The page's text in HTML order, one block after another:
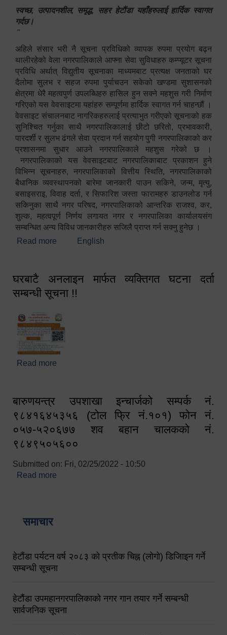
स्वच्छ, उत्पादनशील, समृद्ध, सहर हेटौंडा यहाँहरुलाई हार्दिक स्वागत
गर्दछ।
"
अहिले संसार भरी नै सूचना प्रविधिको व्यापक रुपमा प्रयोग बढ्न
थालीरहेको वेला नगरपालिकाले आफ्ना सेवा सुविधाहरु कम्प्यूटर सूचना
प्रविधि अर्थात् विद्युतीय सूचनाका माध्यमबाट प्रत्यक्ष जनताको घर
दैलोमा सुलभ र सहज रुपमा पुर्याचउन सकेको खण्डमा सुशासनको
क्षेत्रमा धेरै महत्वपुर्ण उपलब्धिहरु हासिल हुन सक्ने महशुस गरी निर्माण
गरिएको यस वेवसाइटमा यहांहरु सम्पूर्णमा हार्दिक स्वागत गर्न चाहन्छौं ।
वेवसाइट संचालनबाट नागरिकहरुलाई प्रत्याभुत गरीएको सूचनाको हक
सुनिश्चित गर्नुका साथै नगरपालिकालाई छीटो छरितो, प्रभावकारी,
पारदर्शी र सुलभ ढंगले सेवा प्रदान गर्न सहयोग पुगी नगरपालिकाको कर
प्रशासनमा सुधार आउने नगरपालिकाले महशुस गरेको छ ।
नगरपालिकाको यस वेवसाइटबाट नगरपालिकाबाट प्रकाशन हुने
विभिन्न सूचनाहरु, नगरपालिकाको वित्तीय स्थिति, नगरपालिकाको
बैधानिक व्यवस्थापनको बारेमा जानकारी पाउन सकिने, जन्म, मृत्यु,
बसाइसराइ, विवाह दर्ता, र सिफारिश जस्ता फारामहरु डाउनलोड गर्न
सकिनुका साथै नगर परिषद, नगरपालिकाको आन्तरिक राजश्व, कर,
शुल्क, महत्वपूर्ण निर्णय लगायत नगर र नगरपालिका कार्यालयसंग
सम्बन्धित अन्य विविध जानकारीहरु सजिलै प्राप्त गर्न सक्नु हुनेछ ।
Read more about स्वागतम!!!
English
घरबाटै अनलाइन मार्फत व्यक्तिगत घटना दर्ता
सम्बन्धी सूचना !!
Read more
बारुणयन्त्र उपशाखा इन्चार्जको सम्पर्क नं.
९८४१६४५३५६ (टोल फ्रि नं.१०१) फोन नं.
०५७-५२०६७७ शव बहान चालकको नं.
९८४९५०५६००
Submitted on: Fri, 02/25/2022 - 10:50
Read more
समाचार
हेटौंडा पर्यटन वर्ष २०८३ को प्रतीक चिह्न (लोगो) डिजिाइन गर्ने
सम्बन्धी सूचना
हेटौंडा उपमहानगरपालिकाको नगर गान तयार गर्ने सम्बन्धी
सार्वजनिक सूचना